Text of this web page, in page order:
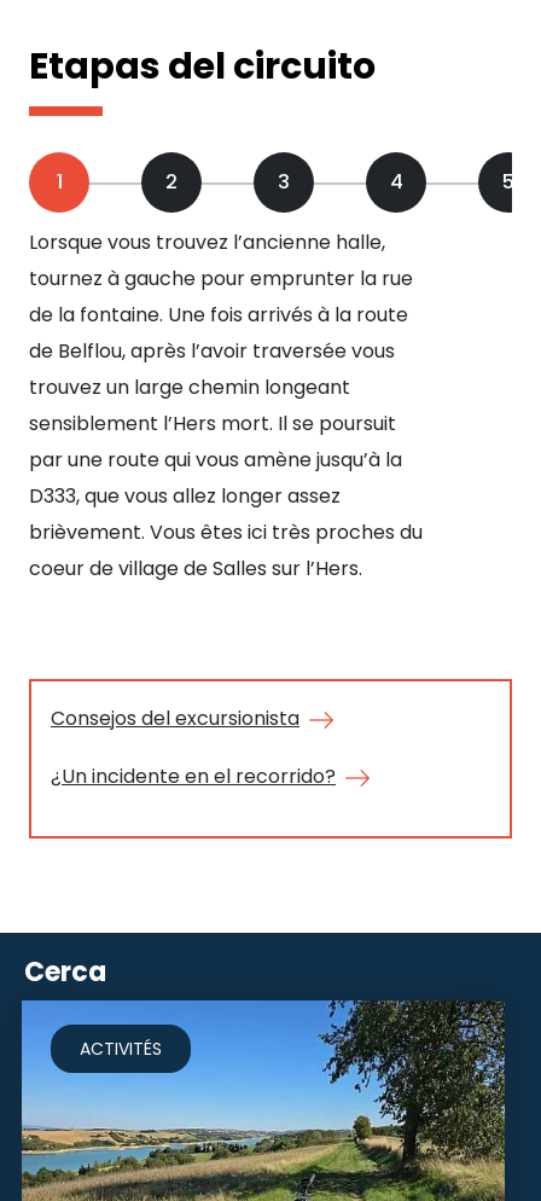
Etapas del circuito
1 2 3 4 5
Lorsque vous trouvez l’ancienne halle,
tournez à gauche pour emprunter la rue
de la fontaine. Une fois arrivés à la route
de Belflou, après l’avoir traversée vous
trouvez un large chemin longeant
sensiblement l’Hers mort. Il se poursuit
par une route qui vous amène jusqu’à la
D333, que vous allez longer assez
brièvement. Vous êtes ici très proches du
coeur de village de Salles sur l’Hers.
Consejos del excursionista
¿Un incidente en el recorrido?
Cerca
ACTIVITÉS